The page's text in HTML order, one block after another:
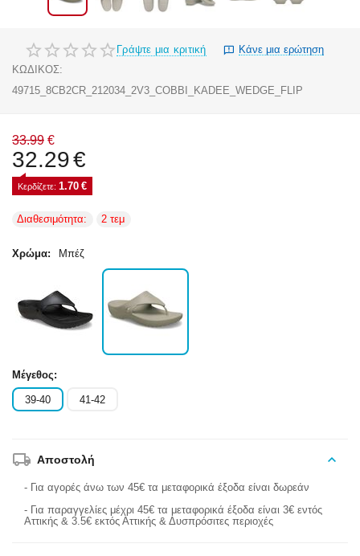
Γράψτε μια κριτική
Κάνε μια ερώτηση
ΚΩΔΙΚΟΣ:
49715_8CB2CR_212034_2V3_COBBI_KADEE_WEDGE_FLIP
33.99 €
32.29€
Κερδίζετε: 1.70 €
Διαθεσιμότητα: 2 τεμ
Χρώμα: Μπέζ
Μέγεθος:
39-40 41-42
Αποστολή
- Για αγορές άνω των 45€ τα μεταφορικά έξοδα είναι δωρεάν
- Για παραγγελίες μέχρι 45€ τα μεταφορικά έξοδα είναι 3€ εντός
Αττικής & 3.5€ εκτός Αττικής & Δυσπρόσιτες περιοχές